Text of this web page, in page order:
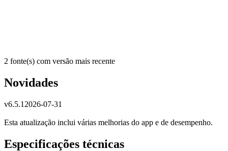
2 fonte(s) com versão mais recente
Novidades
v6.5.1 2026-07-31
Esta atualização inclui várias melhorias do app e de desempenho.
Especificações técnicas